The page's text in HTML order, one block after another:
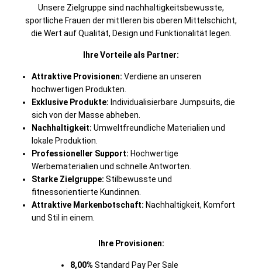
Unsere Zielgruppe sind nachhaltigkeitsbewusste,
sportliche Frauen der mittleren bis oberen Mittelschicht,
die Wert auf Qualität, Design und Funktionalität legen.
Ihre Vorteile als Partner:
Attraktive Provisionen: Verdiene an unseren
hochwertigen Produkten.
Exklusive Produkte: Individualisierbare Jumpsuits, die
sich von der Masse abheben.
Nachhaltigkeit: Umweltfreundliche Materialien und
lokale Produktion.
Professioneller Support: Hochwertige
Werbematerialien und schnelle Antworten.
Starke Zielgruppe: Stilbewusste und
fitnessorientierte Kundinnen.
Attraktive Markenbotschaft: Nachhaltigkeit, Komfort
und Stil in einem.
Ihre Provisionen:
8,00% Standard Pay Per Sale